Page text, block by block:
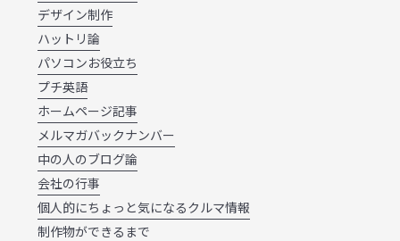
デザイン制作
ハットリ論
パソコンお役立ち
プチ英語
ホームページ記事
メルマガバックナンバー
中の人のブログ論
会社の行事
個人的にちょっと気になるクルマ情報
制作物ができるまで